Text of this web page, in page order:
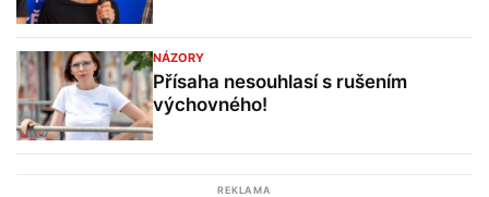
NÁZORY
Přísaha nesouhlasí s rušením
výchovného!
REKLAMA